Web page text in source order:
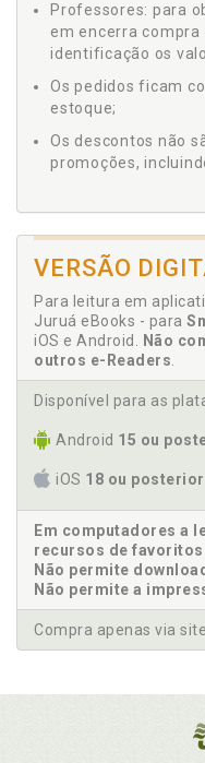
Professores: para
em encerra
identificação os
Os pedidos ficam
estoque;
Os descontos não
promoções,
VERSÃO
Para leitura em
Juruá eBooks - para
iOS e Android.
Não
outros e-Readers
Disponível para as
Android 15 ou
iOS 18 ou posterior
Em computadores a
recursos de favoritos
Não permite
Não permite a
Compra apenas via